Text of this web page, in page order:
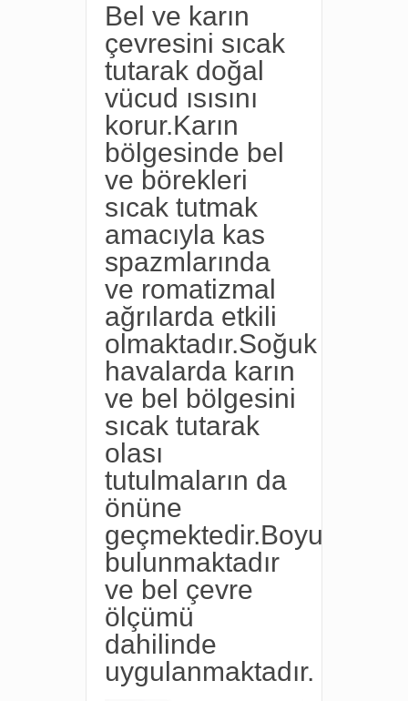
Bel ve karın
çevresini sıcak
tutarak doğal
vücud ısısını
korur.Karın
bölgesinde bel
ve börekleri
sıcak tutmak
amacıyla kas
spazmlarında
ve romatizmal
ağrılarda etkili
olmaktadır.Soğuk
havalarda karın
ve bel bölgesini
sıcak tutarak
olası
tutulmaların da
önüne
geçmektedir.Boyutları
bulunmaktadır
ve bel çevre
ölçümü
dahilinde
uygulanmaktadır.